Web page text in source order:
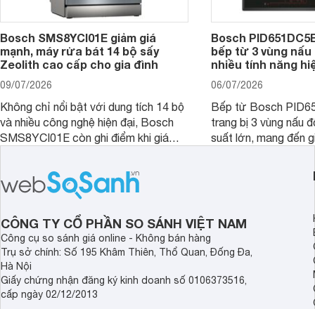
Bosch SMS8YCI01E giảm giá
mạnh, máy rửa bát 14 bộ sấy
Zeolith cao cấp cho gia đình
09/07/2026
Không chỉ nổi bật với dung tích 14 bộ
và nhiều công nghệ hiện đại, Bosch
SMS8YCI01E còn ghi điểm khi giá
thời điểm mới mở bán, mang lại tỷ lệ
giá trị/chi phí hấp dẫn hơn cho người
dùng đang tìm kiếm một mẫu máy rửa
bát cao cấp.
Bosch
bếp từ 3 vùng
nhiều tính năng
06/07/2026
Bếp từ Bosch
trang bị 3 vùng nấu
suất lớn, mang đến
CÔNG TY CỔ PHẦN SO SÁNH VIỆT NAM
Công cụ so sánh giá online - Không bán hàng
Trụ sở chính: Số 195 Khâm Thiên, Thổ Quan, Đống Đa,
Hà Nội
Giấy chứng nhận đăng ký kinh doanh số 0106373516,
cấp ngày 02/12/2013